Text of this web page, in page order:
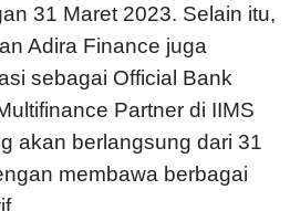
31 Maret 2023. Selain itu,
Adira Finance juga
sebagai Official Bank
Partner di IIMS
akan berlangsung dari 31
membawa berbagai